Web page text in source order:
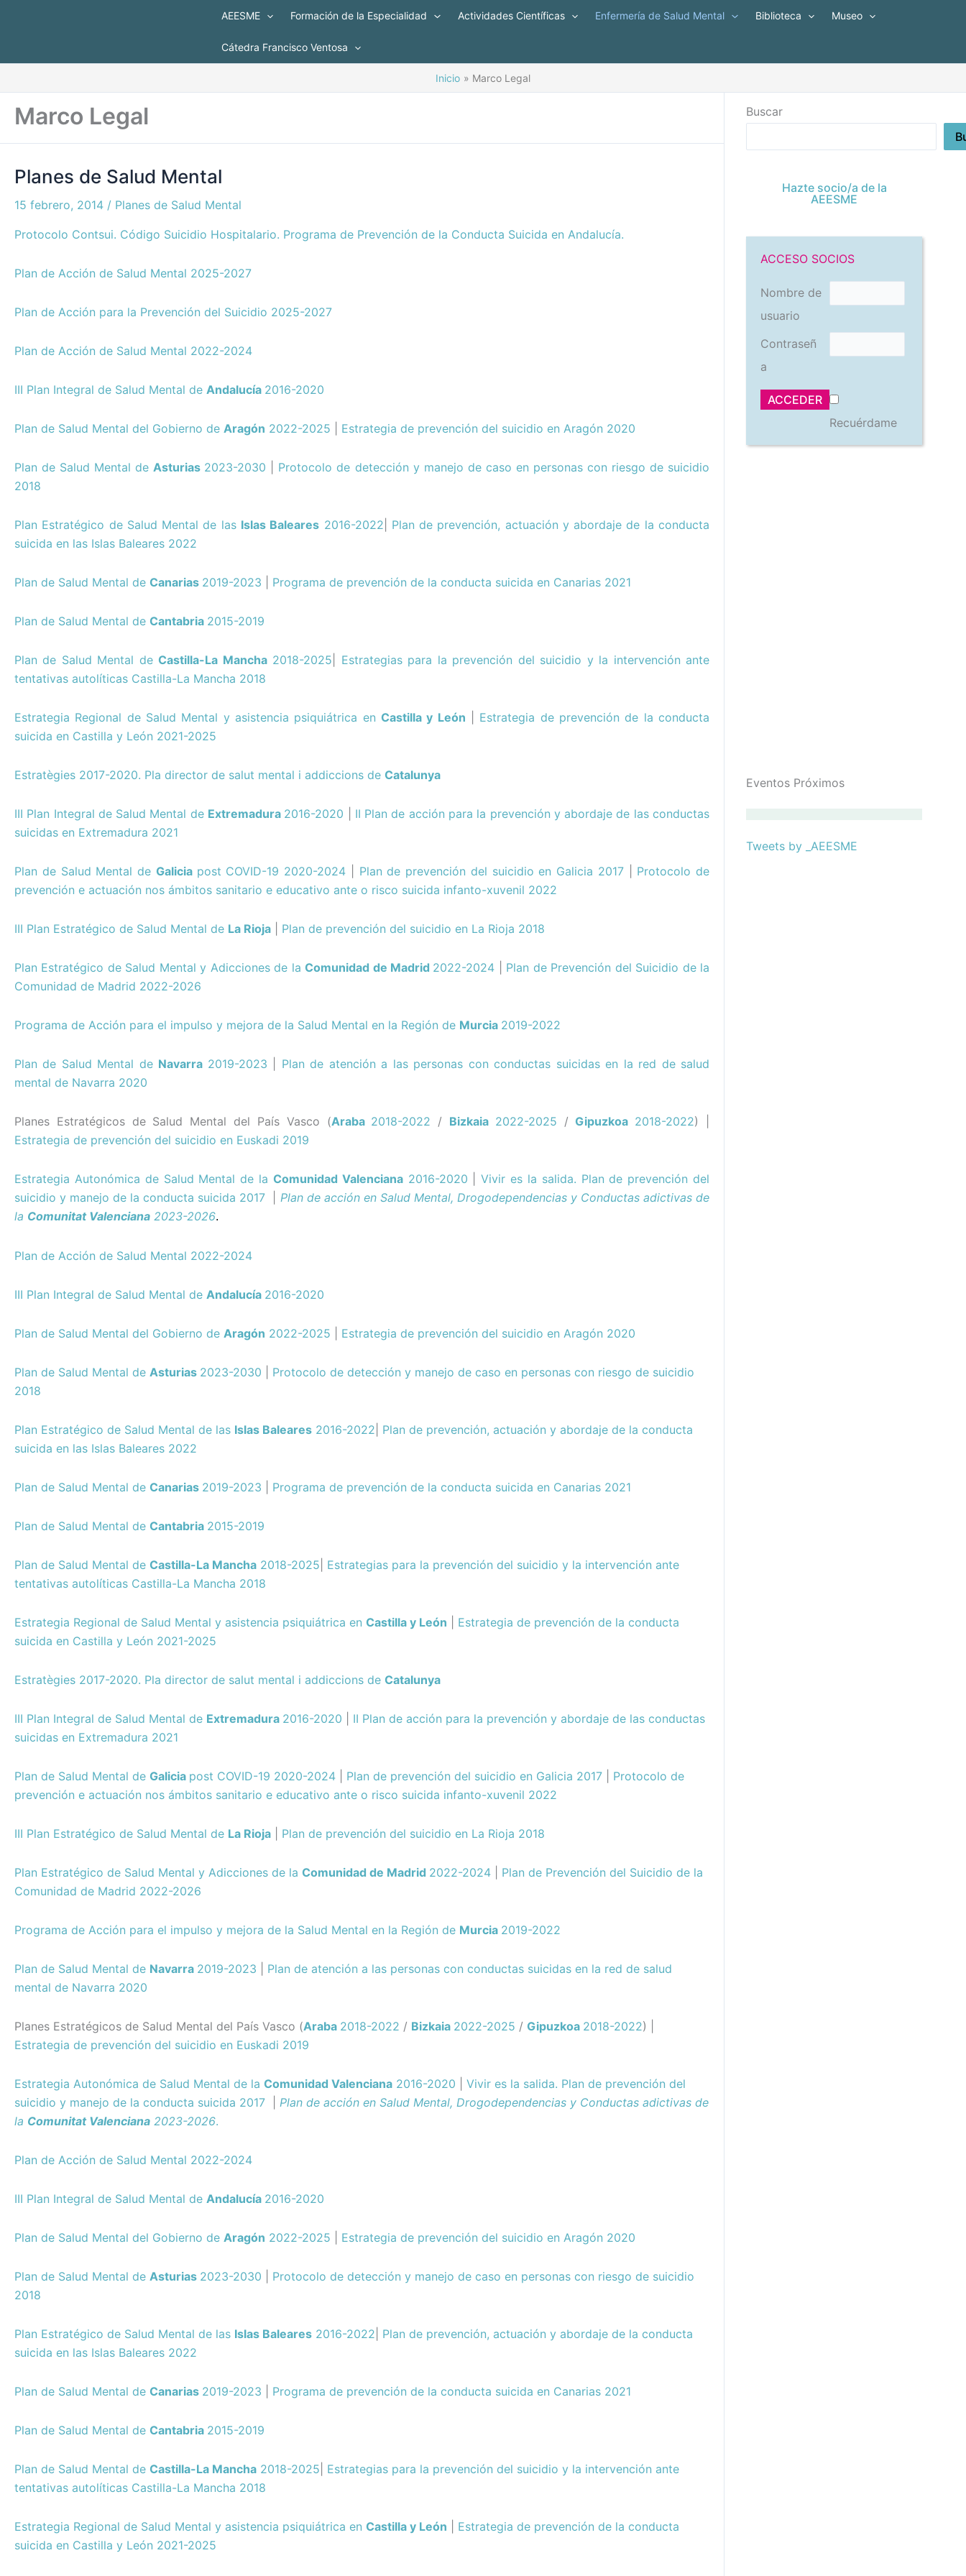
AEESME Formación de la Especialidad Actividades Científicas Enfermería de Salud Mental Biblioteca Museo
Cátedra Francisco Ventosa
Inicio Marco Legal
Marco Legal
Planes de Salud Mental
15 febrero, 2014 / Planes de Salud Mental
Protocolo Contsui. Código Suicidio Hospitalario. Programa de Prevención de la Conducta Suicida en Andalucía.
Plan de Acción de Salud Mental 2025-2027
Plan de Acción para la Prevención del Suicidio 2025-2027
Plan de Acción de Salud Mental 2022-2024
III Plan Integral de Salud Mental de Andalucía 2016-2020
Plan de Salud Mental del Gobierno de Aragón 2022-2025 Estrategia de prevención del suicidio en Aragón 2020
Plan de Salud Mental deAsturias 2023-2030
Protocolo de detección y manejo de caso en personas con riesgo de suicidio
2018
Plan Estratégico de Salud Mental de las Islas Baleares 2016-2022
Plan de prevención, actuación y abordaje de la conducta
suicida en las Islas Baleares 2022
Plan de Salud Mental de Canarias 2019-2023 Programa de prevención de la conducta suicida en Canarias 2021
Plan de Salud Mental de Cantabria 2015-2019
Plan de Salud Mental deCastilla-La Mancha2018-2025
Estrategias para la prevención del suicidio y la intervención ante
tentativas autolíticas Castilla-La Mancha 2018
Estrategia Regional de Salud Mental y asistencia psiquiátrica en Castilla y León
Estrategia de prevención de la conducta
suicida en Castilla y León 2021-2025
Estratègies 2017-2020. Pla director de salut mental i addiccions de Catalunya
III Plan Integral de Salud Mental de Extremadura 2016-2020
II Plan de acción para la prevención y abordaje de las conductas
suicidas en Extremadura 2021
Plan de Salud Mental de Galicia post COVID-19 2020-2024 Plan de prevención del suicidio en Galicia 2017| Protocolo de
prevención e actuación nos ámbitos sanitario e educativo ante o risco suicida infanto-xuvenil 2022
III Plan Estratégico de Salud Mental de La Rioja Plan de prevención del suicidio en La Rioja 2018
Plan Estratégico de Salud Mental y Adicciones de laComunidad de Madrid 2022-2024
Plan de Prevención del Suicidio de la
Comunidad de Madrid 2022-2026
Programa de Acción para el impulso y mejora de la Salud Mental en la Región de Murcia 2019-2022
Plan de Salud Mental de Navarra 2019-2023
Plan de atención a las personas con conductas suicidas en la red de salud
mental de Navarra 2020
Planes Estratégicos de Salud Mental del País Vasco (Araba 2018-2022 / Bizkaia 2022-2025 /Gipuzkoa 2018-2022) |
Estrategia de prevención del suicidio en Euskadi 2019
Estrategia Autonómica de Salud Mental de la Comunidad Valenciana2016-2020 |Vivir es la salida. Plan de prevención del
suicidio y manejo de la conducta suicida 2017
Plan de acción en Salud Mental, Drogodependencias y Conductas adictivas de
la Comunitat Valenciana 2023-2026.
Plan de Acción de Salud Mental 2022-2024
III Plan Integral de Salud Mental de Andalucía 2016-2020
Plan de Salud Mental del Gobierno de Aragón 2022-2025 Estrategia de prevención del suicidio en Aragón 2020
Plan de Salud Mental de Asturias 2023-2030
Protocolo de detección y manejo de caso en personas con riesgo de suicidio
2018
Plan Estratégico de Salud Mental de las Islas Baleares 2016-2022 Plan de prevención, actuación y abordaje de la conducta
suicida en las Islas Baleares 2022
Plan de Salud Mental de Canarias 2019-2023 Programa de prevención de la conducta suicida en Canarias 2021
Plan de Salud Mental de Cantabria 2015-2019
Plan de Salud Mental de Castilla-La Mancha 2018-2025 Estrategias para la prevención del suicidio y la intervención ante
tentativas autolíticas Castilla-La Mancha 2018
Estrategia Regional de Salud Mental y asistencia psiquiátrica en Castilla y León
Estrategia de prevención de la conducta
suicida en Castilla y León 2021-2025
Estratègies 2017-2020. Pla director de salut mental i addiccions de Catalunya
III Plan Integral de Salud Mental de Extremadura 2016-2020
II Plan de acción para la prevención y abordaje de las conductas
suicidas en Extremadura 2021
Plan de Salud Mental de Galicia post COVID-19 2020-2024 Plan de prevención del suicidio en Galicia 2017
Protocolo de
prevención e actuación nos ámbitos sanitario e educativo ante o risco suicida infanto-xuvenil 2022
III Plan Estratégico de Salud Mental de La Rioja Plan de prevención del suicidio en La Rioja 2018
Plan Estratégico de Salud Mental y Adicciones de la Comunidad de Madrid 2022-2024
Plan de Prevención del Suicidio de la
Comunidad de Madrid 2022-2026
Programa de Acción para el impulso y mejora de la Salud Mental en la Región de Murcia 2019-2022
Plan de Salud Mental de Navarra 2019-2023
Plan de atención a las personas con conductas suicidas en la red de salud
mental de Navarra 2020
Planes Estratégicos de Salud Mental del País Vasco (Araba 2018-2022 / Bizkaia 2022-2025 / Gipuzkoa 2018-2022) |
Estrategia de prevención del suicidio en Euskadi 2019
Estrategia Autonómica de Salud Mental de la Comunidad Valenciana 2016-2020
Vivir es la salida. Plan de prevención del
suicidio y manejo de la conducta suicida 2017
Plan de acción en Salud Mental, Drogodependencias y Conductas adictivas de
la Comunitat Valenciana 2023-2026.
Plan de Acción de Salud Mental 2022-2024
III Plan Integral de Salud Mental de Andalucía 2016-2020
Plan de Salud Mental del Gobierno de Aragón 2022-2025 Estrategia de prevención del suicidio en Aragón 2020
Plan de Salud Mental de Asturias 2023-2030
Protocolo de detección y manejo de caso en personas con riesgo de suicidio
2018
Plan Estratégico de Salud Mental de las Islas Baleares 2016-2022 Plan de prevención, actuación y abordaje de la conducta
suicida en las Islas Baleares 2022
Plan de Salud Mental de Canarias 2019-2023 Programa de prevención de la conducta suicida en Canarias 2021
Plan de Salud Mental de Cantabria 2015-2019
Plan de Salud Mental de Castilla-La Mancha 2018-2025 Estrategias para la prevención del suicidio y la intervención ante
tentativas autolíticas Castilla-La Mancha 2018
Estrategia Regional de Salud Mental y asistencia psiquiátrica en Castilla y León
Estrategia de prevención de la conducta
suicida en Castilla y León 2021-2025
Planes
Salud
Mental
Buscar
Hazte socio/a de la
AEESME
ACCESO SOCIOS
Nombre de
usuario
Contraseñ
a
Recuérdame
Eventos Próximos
Tweets by _AEESME